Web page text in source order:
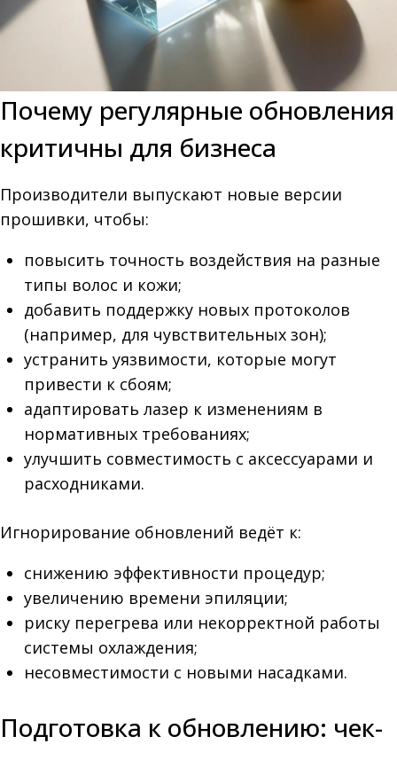
Почему регулярные обновления
критичны для бизнеса
Производители выпускают новые версии
прошивки, чтобы:
повысить точность воздействия на разные
типы волос и кожи;
добавить поддержку новых протоколов
(например, для чувствительных зон);
устранить уязвимости, которые могут
привести к сбоям;
адаптировать лазер к изменениям в
нормативных требованиях;
улучшить совместимость с аксессуарами и
расходниками.
Игнорирование обновлений ведёт к:
снижению эффективности процедур;
увеличению времени эпиляции;
риску перегрева или некорректной работы
системы охлаждения;
несовместимости с новыми насадками.
Подготовка к обновлению: чек-